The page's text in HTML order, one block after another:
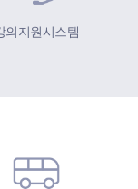
의지원시스템